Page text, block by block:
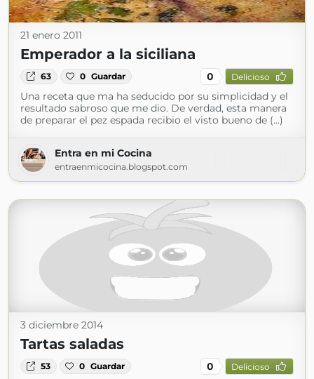
21 enero 2011
Emperador a la siciliana
63 0 Guardar 0 Delicioso
Una receta que ma ha seducido por su simplicidad y el
resultado sabroso que me dio. De verdad, esta manera
de preparar el pez espada recibio el visto bueno de (...)
Entra en mi Cocina
entraenmicocina.blogspot.com
3 diciembre 2014
Tartas saladas
53 0 Guardar 0 Delicioso